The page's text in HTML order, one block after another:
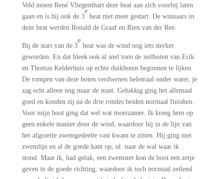
Veld moest René Vliegenthart deze heat aan zich voorbij laten
gaan en is hij ook de 3
e
heat niet meer gestart. De winnaars in
deze heat werden Ronald de Graaf en Rien van der Ree.
Bij de start van de 3
e
heat was de wind nog iets sterker
geworden. En dat bleek ook al snel toen de zeilboten van Erik
en Thomas Kelderhuis op echte duikboten begonnen te lijken.
De rompen van deze boten verdwenen helemaal onder water, je
zag echt alleen nog maar de mast. Gelukkig ging het allemaal
goed en konden zij na de drie rondes beiden normaal finishen.
Voor mijn boot ging dat wel wat moeizamer. Ik kreeg hem op
geen enkele manier door de wind, waardoor hij in de lijn van
het afgezette zwemgedeelte vast kwam te zitten. Hij ging met
zwemlijn en al de goede kant op, nl. naar de wal waar ik
stond. Maar ik, had geluk, een zwemster kon de boot een zetje
geven in de goede richting, waardoor ik toch normaal zeilend